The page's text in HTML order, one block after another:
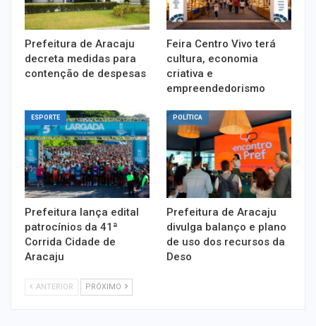
Prefeitura de Aracaju
decreta medidas para
contenção de despesas
Feira Centro Vivo terá
cultura, economia
criativa e
empreendedorismo
ESPORTE
Prefeitura lança edital
patrocínios da 41ª
Corrida Cidade de
Aracaju
POLÍTICA
Prefeitura de Aracaju
divulga balanço e plano
de uso dos recursos da
Deso
ANTERIOR PRÓXIMO